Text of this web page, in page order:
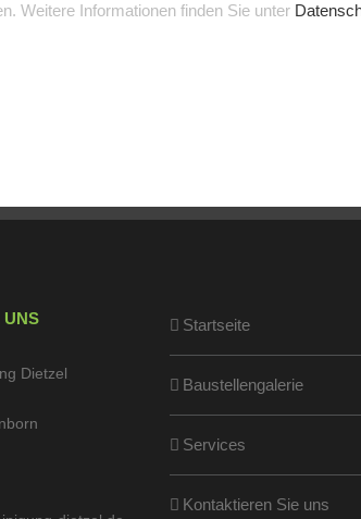
Weitere Informationen finden Sie unter
UNS
Dietzel
Startseite
Baustellengalerie
Services
Kontaktieren Sie uns